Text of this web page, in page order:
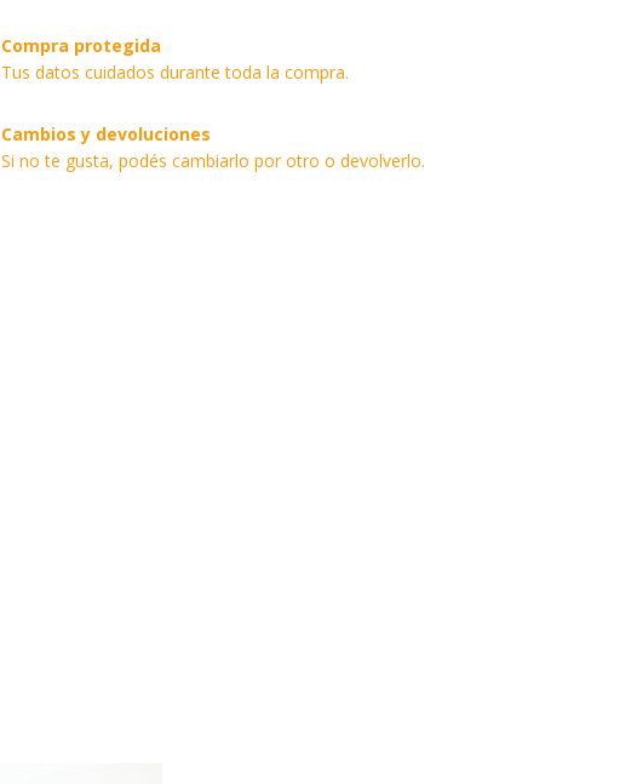
Compra protegida
Tus datos cuidados durante toda la compra.
Cambios y devoluciones
Si no te gusta, podés cambiarlo por otro o devolverlo.